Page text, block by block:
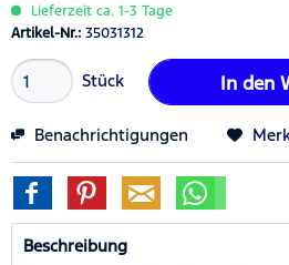
Lieferzeit ca. 1-3 Tage
Artikel-Nr.: 35031312
Stück In den
Benachrichtigungen
Beschreibung